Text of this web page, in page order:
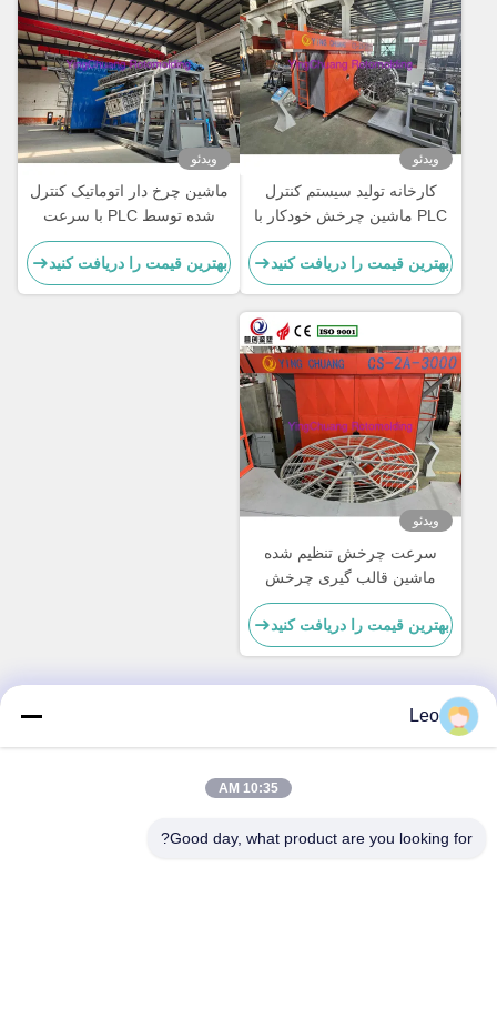
ویدئو
کارخانه تولید سیستم کنترل
PLC ماشین چرخش خودکار با
زمان چرخه 15-30 دقیقه
بهترین قیمت را دریافت کنید
ویدئو
ماشین چرخ دار اتوماتیک کنترل
شده توسط PLC با سرعت
چرخش تنظیم پذیر
بهترین قیمت را دریافت کنید
ویدئو
سرعت چرخش تنظیم شده
ماشین قالب گیری چرخش
تجهیزات قالب گیری چرخش
تولید سریع
بهترین قیمت را دریافت کنید
تماس سریع
Leo
10:35 AM
Good day, what product are you looking for?